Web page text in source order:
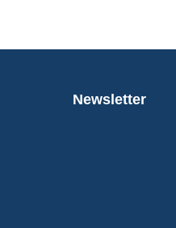
Newsletter